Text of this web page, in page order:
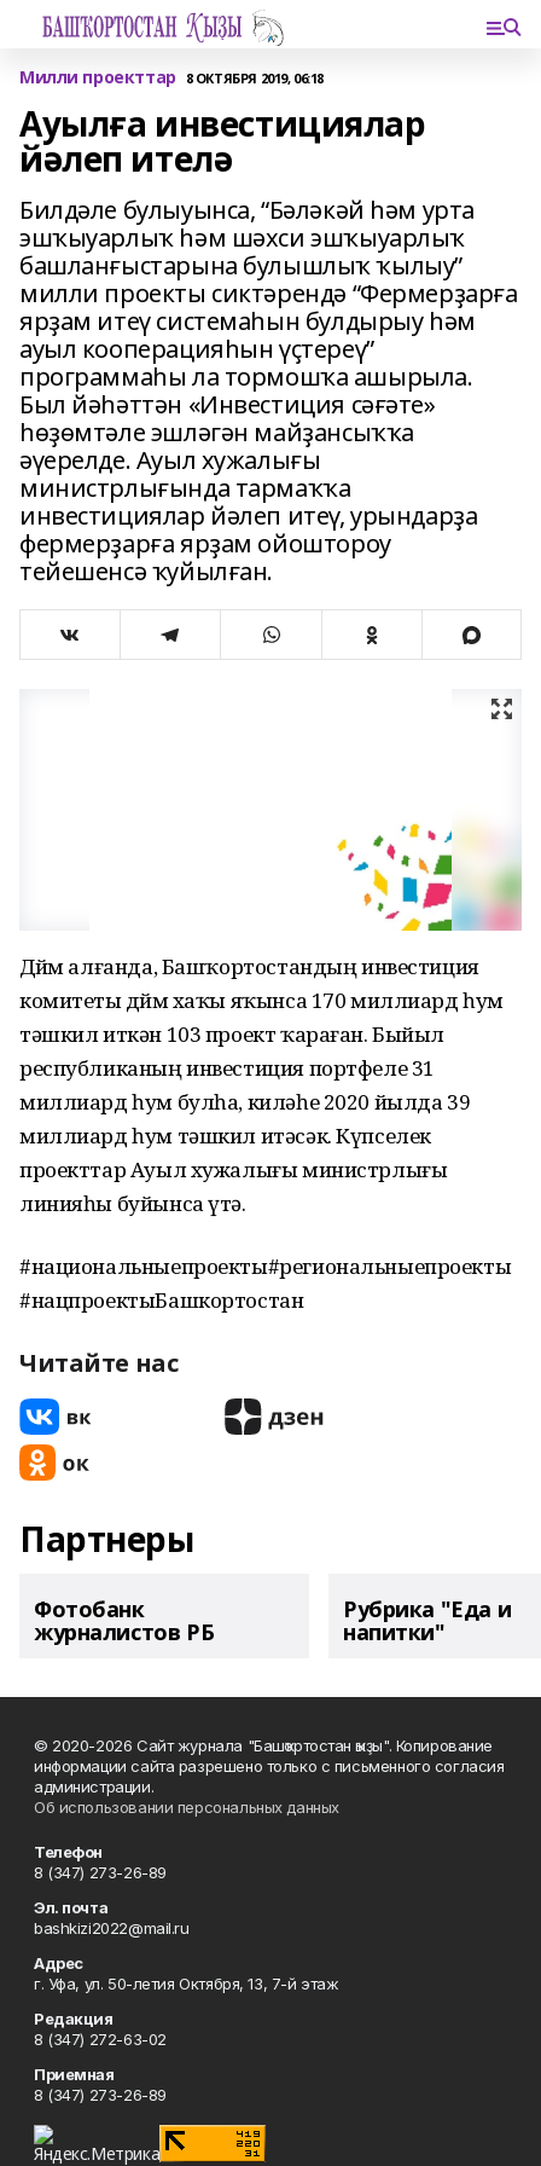
Милли проекттар 8 ОКТЯБРЯ 2019, 06:18
Ауылға инвестициялар
йәлеп ителә
Билдәле булыуынса, “Бәләкәй һәм урта
эшҡыуарлыҡ һәм шәхси эшҡыуарлыҡ
башланғыстарына булышлыҡ ҡылыу”
милли проекты сиктәрендә “Фермерҙарға
ярҙам итеү системаһын булдырыу һәм
ауыл кооперацияһын үҫтереү”
программаһы ла тормошҡа ашырыла.
Был йәһәттән «Инвестиция сәғәте»
һөҙөмтәле эшләгән майҙансыҡҡа
әүерелде. Ауыл хужалығы
министрлығында тармаҡҡа
инвестициялар йәлеп итеү, урындарҙа
фермерҙарға ярҙам ойоштороу
тейешенсә ҡуйылған.
Дөйөм алғанда, Башҡортостандың инвестиция
комитеты дөйөм хаҡы яҡынса 170 миллиард һум
тәшкил иткән 103 проект ҡараған. Быйыл
республиканың инвестиция портфеле 31
миллиард һум булһа, киләһе 2020 йылда 39
миллиард һум тәшкил итәсәк. Күпселек
проекттар Ауыл хужалығы министрлығы
линияһы буйынса үтә.
#национальныепроекты#региональныепроекты
#нацпроектыБашкортостан
Читайте нас
Партнеры
Фотобанк
журналистов РБ
Рубрика "Еда и
напитки"
© 2020-2026 Сайт журнала "Башҡортостан ҡыҙы". Копирование
информации сайта разрешено только с письменного согласия
администрации.
Об использовании персональных данных
Телефон
8 (347) 273-26-89
Эл. почта
bashkizi2022@mail.ru
Адрес
г. Уфа, ул. 50-летия Октября, 13, 7-й этаж
Редакция
8 (347) 272-63-02
Приемная
8 (347) 273-26-89